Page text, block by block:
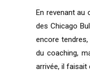
En revenant au
des Chicago
encore
du coaching,
arrivée, il faisait